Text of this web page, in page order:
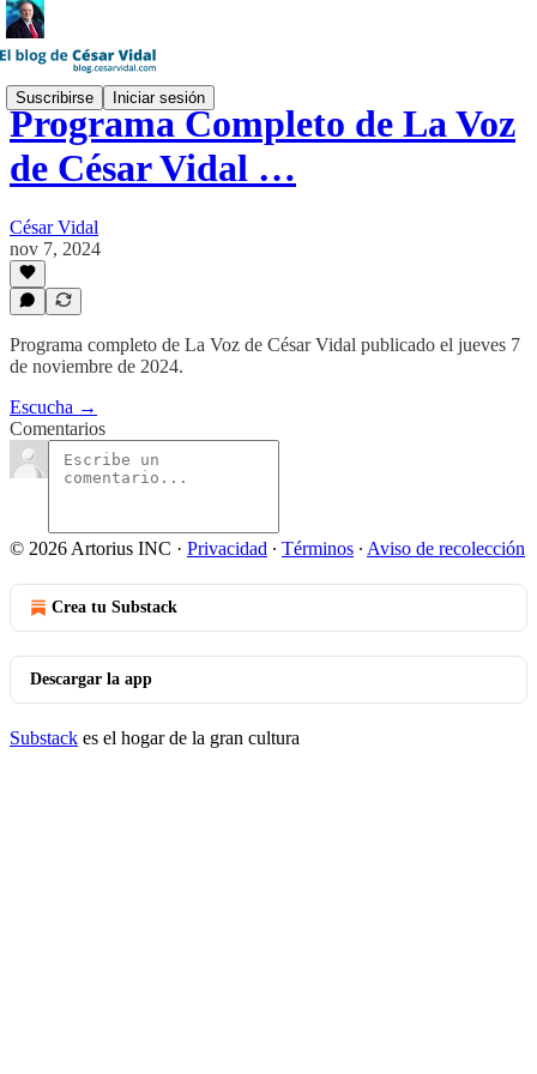
Suscribirse Iniciar sesión
Programa Completo de La Voz
de César Vidal …
César Vidal
nov 7, 2024
Programa completo de La Voz de César Vidal publicado el jueves 7
de noviembre de 2024.
Escucha →
Comentarios
© 2026 Artorius INC · Privacidad ∙ Términos ∙ Aviso de recolección
Crea tu Substack
Descargar la app
Substack es el hogar de la gran cultura